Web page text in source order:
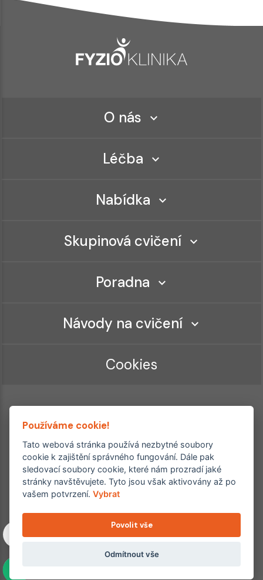
O nás
Léčba
Nabídka
Skupinová cvičení
Poradna
Návody na cvičení
Cookies
Ordinace roku
Rehabilitační ordinace
2. místo – 2017/2019
Copyright © 2011–2026 FYZIOklinika s.r.o.
Machkova 1642/2, Praha 4, Jižní Město – Chodov
Všechna práva vyhrazena. Jakékoliv užití obsahu či jeho částí
Používáme cookie!
Tato webová stránka používá nezbytné soubory
cookie k zajištění správného fungování. Dále pak
sledovací soubory cookie, které nám prozradí jaké
stránky navštěvujete. Tyto jsou však aktivovány až po
vašem potvrzení.Vybrat
Povolit vše
Odmítnout vše